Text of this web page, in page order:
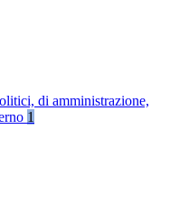
di amministrazione,
1